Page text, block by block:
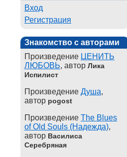
Вход
Регистрация
Знакомство с авторами
Произведение ЦЕНИТЬ
ЛЮБОВЬ, автор Лика
Испилист
Произведение Душа,
автор pogost
Произведение The Blues
of Old Souls (Надежда),
автор Василиса
Серебряная